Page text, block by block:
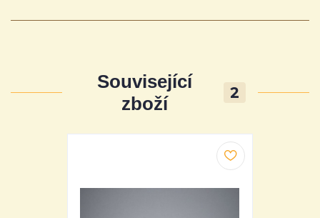
Související
zboží
2